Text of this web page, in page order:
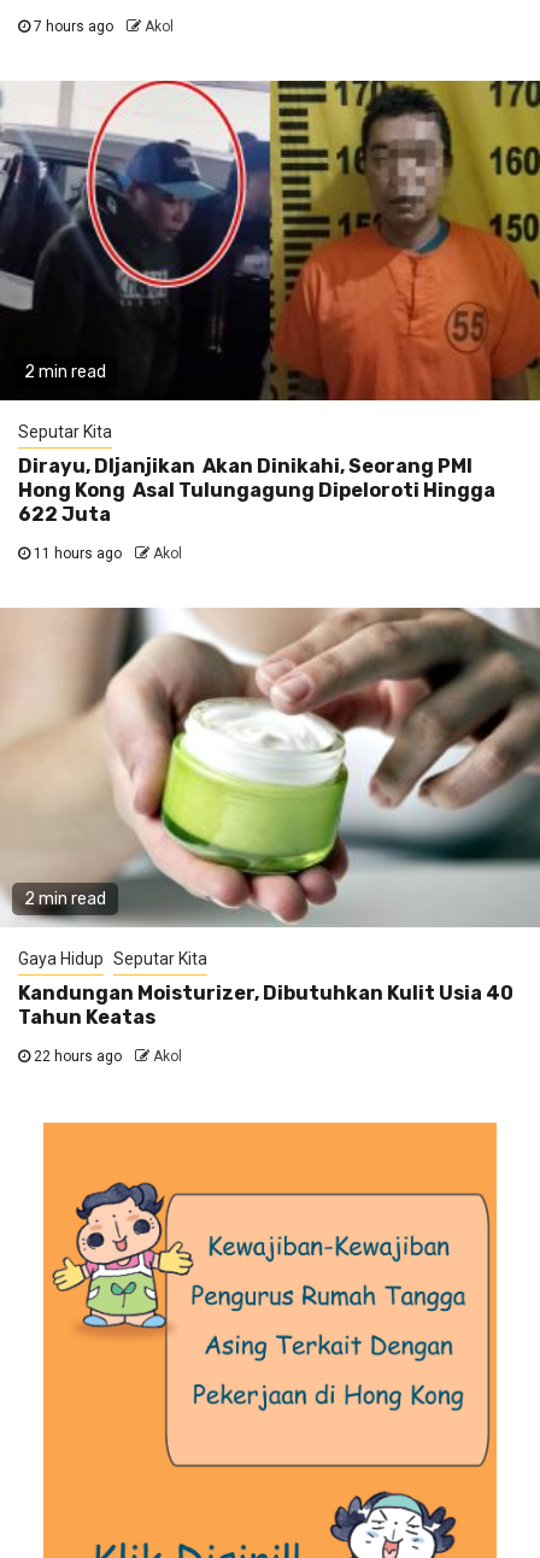
7 hours ago Akol
2 min read
Seputar Kita
Dirayu, DIjanjikan Akan Dinikahi, Seorang PMI
Hong Kong Asal Tulungagung Dipeloroti Hingga
622 Juta
11 hours ago Akol
2 min read
Gaya Hidup Seputar Kita
Kandungan Moisturizer, Dibutuhkan Kulit Usia 40
Tahun Keatas
22 hours ago Akol